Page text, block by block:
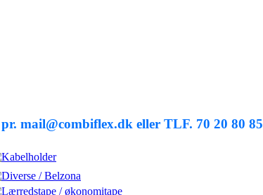
mail@combiflex.dk eller TLF. 70 20 80 85